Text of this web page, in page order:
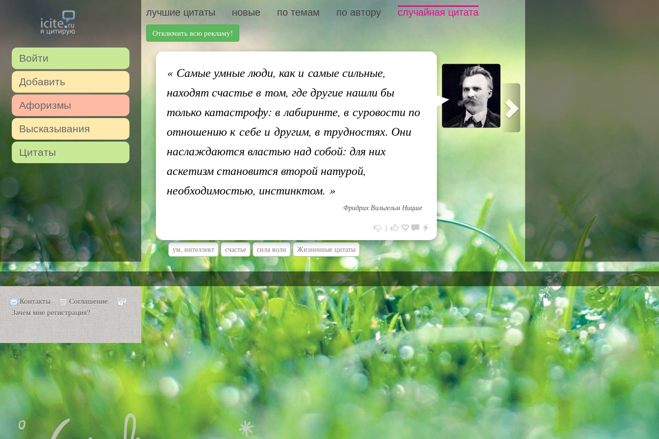
Войти
Добавить
Афоризмы
Высказывания
Цитаты
лучшие цитаты новые по темам по автору случайная цитата
Отключить всю рекламу!
«Самые умные люди, как и самые сильные,
находят счастье в том, где другие нашли бы
только катастрофу: в лабиринте, в суровости по
отношению к себе и другим, в трудностях. Они
наслаждаются властью над собой: для них
аскетизм становится второй натурой,
необходимостью, инстинктом. »
Фридрих Вильгельм Ницше
1
ум, интеллект счастье сила воли Жизненные цитаты
Контакты
Соглашение
Зачем мне регистрация?